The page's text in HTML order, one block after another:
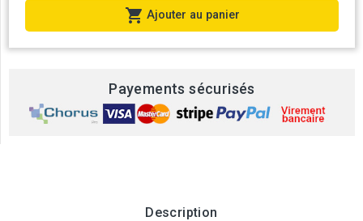
 Ajouter au panier
Payements sécurisés
Description